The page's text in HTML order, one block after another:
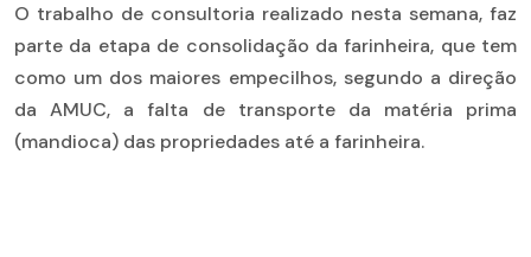
O trabalho de consultoria realizado nesta semana, faz
parte da etapa de consolidação da farinheira, que tem
como um dos maiores empecilhos, segundo a direção
da AMUC, a falta de transporte da matéria prima
(mandioca) das propriedades até a farinheira.